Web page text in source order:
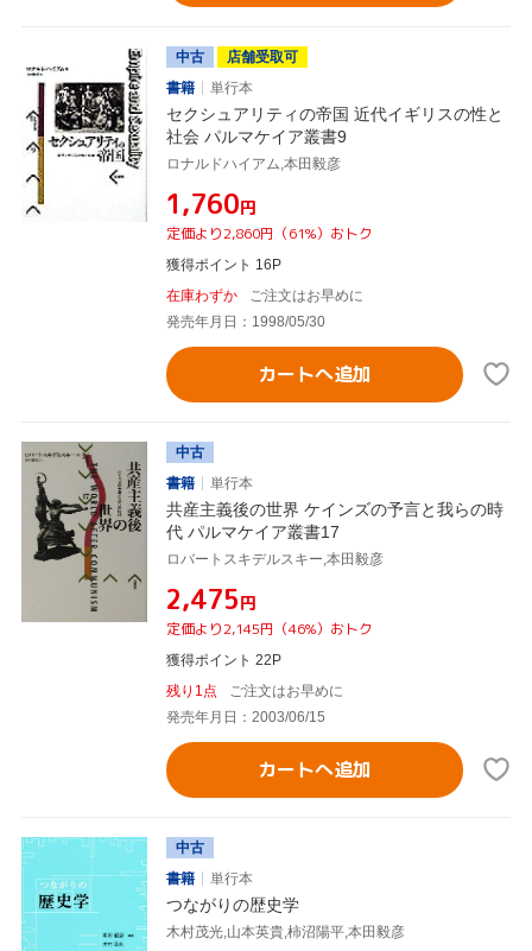
中古
店舗受取可
書籍
単行本
セクシュアリティの帝国 近代イギリスの性と
社会 パルマケイア叢書9
ロナルドハイアム,本田毅彦
¥1,760円
定価より2,860円（61%）おトク
獲得ポイント 16P
在庫わずか
ご注文はお早めに
発売年月日：1998/05/30
カートへ追加
中古
書籍
単行本
共産主義後の世界 ケインズの予言と我らの時
代 パルマケイア叢書17
ロバートスキデルスキー,本田毅彦
¥2,475円
定価より2,145円（46%）おトク
獲得ポイント 22P
残り1点
ご注文はお早めに
発売年月日：2003/06/15
カートへ追加
中古
書籍
単行本
つながりの歴史学
木村茂光,山本英貴,柿沼陽平,本田毅彦